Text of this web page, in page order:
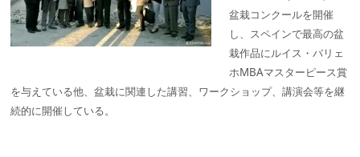
盆栽コンクールを開催
し、スペインで最高の盆
栽作品にルイス・バリェ
ホMBAマスターピース賞
を与えている他、盆栽に関連した講習、ワークショップ、講演会等を継
続的に開催している。